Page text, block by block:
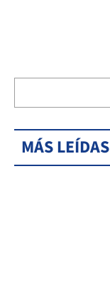
MÁS LEÍDAS